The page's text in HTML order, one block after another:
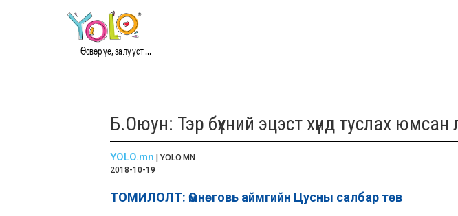
Өсвөр үе, залууст ...
Б.Оюун: Тэр бүхний эцэст хүнд туслах
YOLO.mn | YOLO.MN
2018-10-19
ТОМИЛОЛТ: Өмнөговь аймгийн Цусны салбар төв